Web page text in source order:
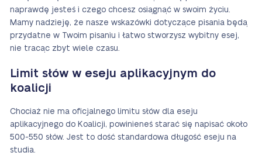
naprawdę jesteś i czego chcesz osiągnąć w swoim życiu.
Mamy nadzieję, że nasze wskazówki dotyczące pisania będą
przydatne w Twoim pisaniu i łatwo stworzysz wybitny esej,
nie tracąc zbyt wiele czasu.
Limit słów w eseju aplikacyjnym do
koalicji
Chociaż nie ma oficjalnego limitu słów dla eseju
aplikacyjnego do Koalicji, powinieneś starać się napisać około
500-550 słów. Jest to dość standardowa długość eseju na
studia.